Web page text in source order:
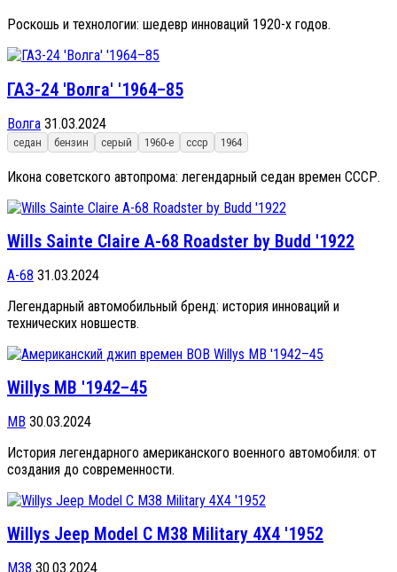
Роскошь и технологии: шедевр инноваций 1920-х годов.
ГАЗ-24 'Волга' '1964–85
Волга 31.03.2024
седан бензин серый 1960-е ссср 1964
Икона советского автопрома: легендарный седан времен СССР.
Wills Sainte Claire A-68 Roadster by Budd '1922
A-68 31.03.2024
Легендарный автомобильный бренд: история инноваций и
технических новшеств.
Willys MB '1942–45
MB 30.03.2024
История легендарного американского военного автомобиля: от
создания до современности.
Willys Jeep Model С M38 Military 4X4 '1952
M38 30.03.2024